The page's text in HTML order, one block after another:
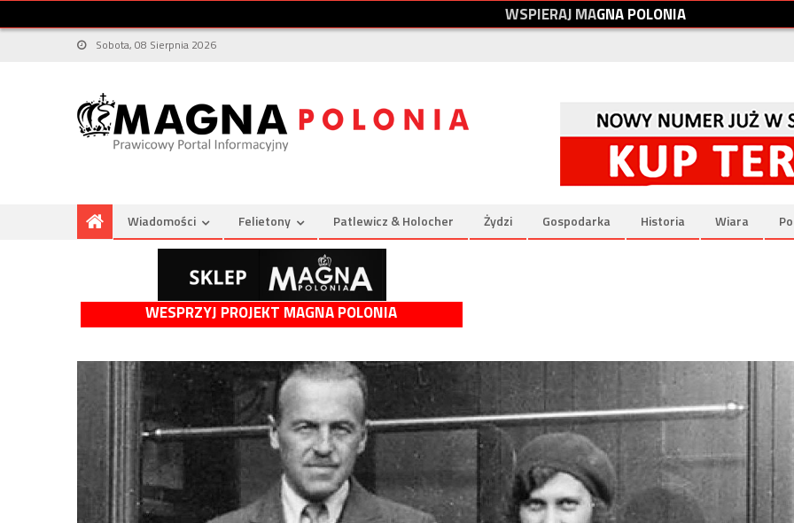
WSPIERAJMAGNAPOLONIA
Sobota, 08 Sierpnia 2026
Wiadomości Felietony Patlewicz & Holocher Żydzi Gospodarka Historia Wiara
WESPRZYJ PROJEKT MAGNA POLONIA